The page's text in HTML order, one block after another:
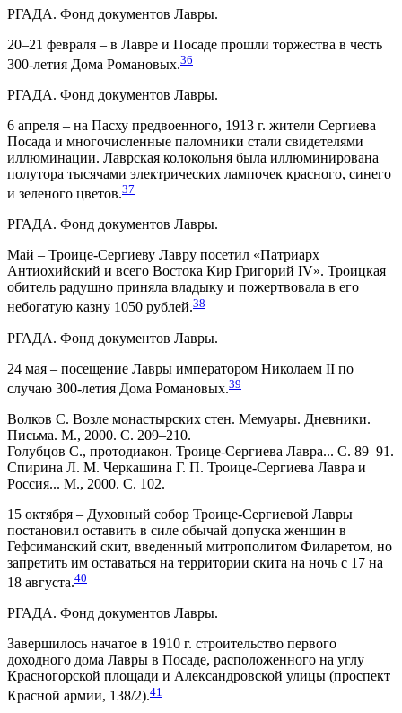
РГАДА. Фонд документов Лавры.
20–21 февраля – в Лавре и Посаде прошли торжества в честь
300-летия Дома Романовых.36
РГАДА. Фонд документов Лавры.
6 апреля – на Пасху предвоенного, 1913 г. жители Сергиева
Посада и многочисленные паломники стали свидетелями
иллюминации. Лаврская колокольня была иллюминирована
полутора тысячами электрических лампочек красного, синего
и зеленого цветов.37
РГАДА. Фонд документов Лавры.
Май – Троице-Сергиеву Лавру посетил «Патриарх
Антиохийский и всего Востока Кир Григорий IV». Троицкая
обитель радушно приняла владыку и пожертвовала в его
небогатую казну 1050 рублей.38
РГАДА. Фонд документов Лавры.
24 мая – посещение Лавры императором Николаем II по
случаю 300-летия Дома Романовых.39
Волков С. Возле монастырских стен. Мемуары. Дневники.
Письма. М., 2000. С. 209–210.
Голубцов С., протодиакон. Троице-Сергиева Лавра... С. 89–91.
Спирина Л. М. Черкашина Г. П. Троице-Сергиева Лавра и
Россия... М., 2000. С. 102.
15 октября – Духовный собор Троице-Сергиевой Лавры
постановил оставить в силе обычай допуска женщин в
Гефсиманский скит, введенный митрополитом Филаретом, но
запретить им оставаться на территории скита на ночь с 17 на
18 августа.40
РГАДА. Фонд документов Лавры.
Завершилось начатое в 1910 г. строительство первого
доходного дома Лавры в Посаде, расположенного на углу
Красногорской площади и Александровской улицы (проспект
Красной армии, 138/2).41